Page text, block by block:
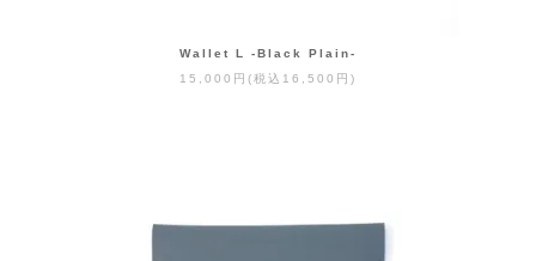
Wallet L -Black Plain-
15,000円(税込16,500円)